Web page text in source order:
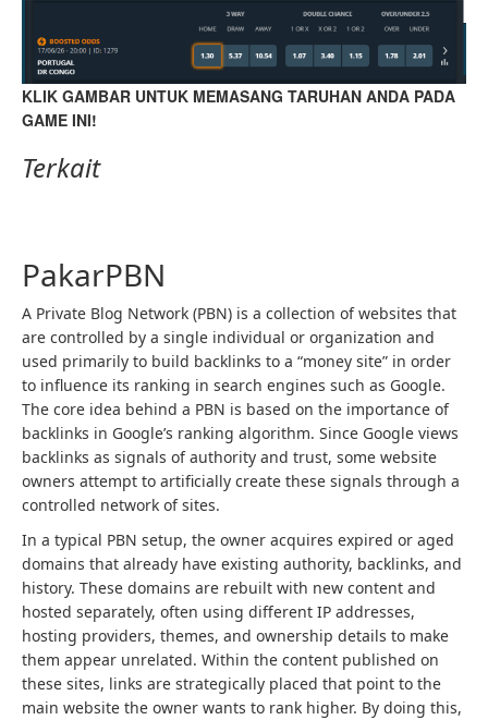
KLIK GAMBAR UNTUK MEMASANG TARUHAN ANDA PADA
GAME INI!
Terkait
PakarPBN
A Private Blog Network (PBN) is a collection of websites that
are controlled by a single individual or organization and
used primarily to build backlinks to a “money site” in order
to influence its ranking in search engines such as Google.
The core idea behind a PBN is based on the importance of
backlinks in Google’s ranking algorithm. Since Google views
backlinks as signals of authority and trust, some website
owners attempt to artificially create these signals through a
controlled network of sites.
In a typical PBN setup, the owner acquires expired or aged
domains that already have existing authority, backlinks, and
history. These domains are rebuilt with new content and
hosted separately, often using different IP addresses,
hosting providers, themes, and ownership details to make
them appear unrelated. Within the content published on
these sites, links are strategically placed that point to the
main website the owner wants to rank higher. By doing this,